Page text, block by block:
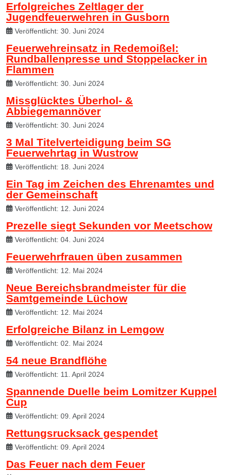
Erfolgreiches Zeltlager der
Jugendfeuerwehren in Gusborn
Veröffentlicht: 30. Juni 2024
Feuerwehreinsatz in Redemoißel:
Rundballenpresse und Stoppelacker in
Flammen
Veröffentlicht: 30. Juni 2024
Missglücktes Überhol- &
Abbiegemannöver
Veröffentlicht: 30. Juni 2024
3 Mal Titelverteidigung beim SG
Feuerwehrtag in Wustrow
Veröffentlicht: 18. Juni 2024
Ein Tag im Zeichen des Ehrenamtes und
der Gemeinschaft
Veröffentlicht: 12. Juni 2024
Prezelle siegt Sekunden vor Meetschow
Veröffentlicht: 04. Juni 2024
Feuerwehrfrauen üben zusammen
Veröffentlicht: 12. Mai 2024
Neue Bereichsbrandmeister für die
Samtgemeinde Lüchow
Veröffentlicht: 12. Mai 2024
Erfolgreiche Bilanz in Lemgow
Veröffentlicht: 02. Mai 2024
54 neue Brandflöhe
Veröffentlicht: 11. April 2024
Spannende Duelle beim Lomitzer Kuppel
Cup
Veröffentlicht: 09. April 2024
Rettungsrucksack gespendet
Veröffentlicht: 09. April 2024
Das Feuer nach dem Feuer